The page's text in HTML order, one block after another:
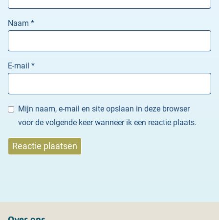
Naam *
E-mail *
Mijn naam, e-mail en site opslaan in deze browser
voor de volgende keer wanneer ik een reactie plaats.